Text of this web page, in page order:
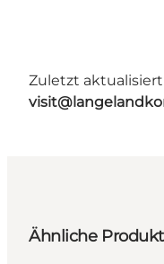
Zuletzt
Ähnliche